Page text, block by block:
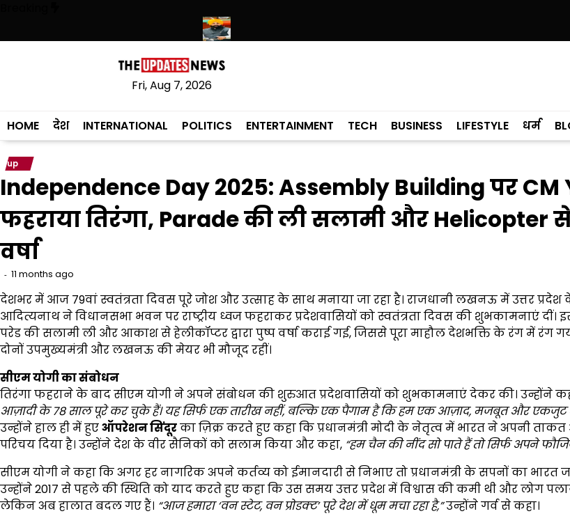
content
हरिमंदिर साहिब में उमड़ा श्रद्धालुओं का सैलाबनीति आयोग की रैंकिंग में पंजाब ने केरल को पछाड़ा; शिक्षा मंत्री ने विधानसभा में चार सालों का रिपोर्ट
Fri, Aug 7, 2026
HOME देश INTERNATIONAL POLITICS ENTERTAINMENT TECH BUSINESS LIFESTYLE धर्म
up
Independence Day 2025: Assembly Building पर CM
फहराया तिरंगा, Parade की ली सलामी और Helicopter
वर्षा
11 months ago
देशभर में आज 79वां स्वतंत्रता दिवस पूरे जोश और उत्साह के साथ मनाया जा रहा है। राजधानी लखनऊ में उत्तर प्रदेश
आदित्यनाथ ने विधानसभा भवन पर राष्ट्रीय ध्वज फहराकर प्रदेशवासियों को स्वतंत्रता दिवस की शुभकामनाएं दीं।
परेड की सलामी ली और आकाश से हेलीकॉप्टर द्वारा पुष्प वर्षा कराई गई, जिससे पूरा माहौल देशभक्ति के रंग में रंग
दोनों उपमुख्यमंत्री और लखनऊ की मेयर भी मौजूद रहीं।
सीएम योगी का संबोधन
तिरंगा फहराने के बाद सीएम योगी ने अपने संबोधन की शुरुआत प्रदेशवासियों को शुभकामनाएं देकर की। उन्होंने
आज़ादी के 78 साल पूरे कर चुके हैं। यह सिर्फ एक तारीख नहीं, बल्कि एक पैगाम है कि हम एक आज़ाद, मजबूत और एकजुट
उन्होंने हाल ही में हुएऑपरेशन सिंदूरका ज़िक्र करते हुए कहा कि प्रधानमंत्री मोदी के नेतृत्व में भारत ने अपनी
परिचय दिया है। उन्होंने देश के वीर सैनिकों को सलाम किया और कहा, “हम चैन की नींद सो पाते हैं तो सिर्फ अपने
सीएम योगी ने कहा कि अगर हर नागरिक अपने कर्तव्य को ईमानदारी से निभाए तो प्रधानमंत्री के सपनों का भारत
उन्होंने 2017 से पहले की स्थिति को याद करते हुए कहा कि उस समय उत्तर प्रदेश में विश्वास की कमी थी और लोग
लेकिन अब हालात बदल गए हैं। “आज हमारा ‘वन स्टेट, वन प्रोडक्ट’पूरे देश में धूम मचा रहा है,”उन्होंने गर्व से कहा।